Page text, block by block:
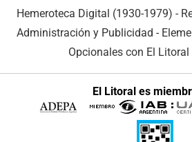
Hemeroteca Digital (1930-1979) -
Administración y Publicidad -
Opcionales con El Litoral
El Litoral es